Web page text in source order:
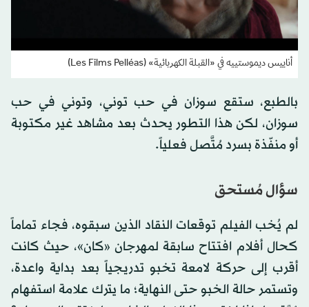
أناييس ديموستييه في «القبلة الكهربائية» (Les Films Pelléas)
بالطبع، ستقع سوزان في حب توني، وتوني في حب
سوزان، لكن هذا التطور يحدث بعد مشاهد غير مكتوبة
أو منفّذة بسرد مُتَّصل فعلياً.
سؤال مُستحق
لم يُخب الفيلم توقعات النقاد الذين سبقوه، فجاء تماماً
كحال أفلام افتتاح سابقة لمهرجان «كان»، حيث كانت
أقرب إلى حركة لامعة تخبو تدريجياً بعد بداية واعدة،
وتستمر حالة الخبو حتى النهاية؛ ما يترك علامة استفهام